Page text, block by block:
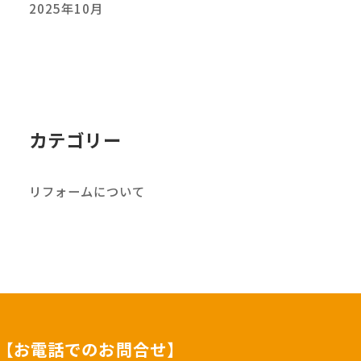
2025年10月
カテゴリー
リフォームについて
お電話でのお問合せ】